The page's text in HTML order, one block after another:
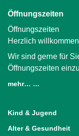
Öffnungszeiten
Öffnungszeiten
Herzlich
Wir sind gerne für
Öffnungszeiten
mehr… …
Kind & Jugend
Alter & Gesundheit